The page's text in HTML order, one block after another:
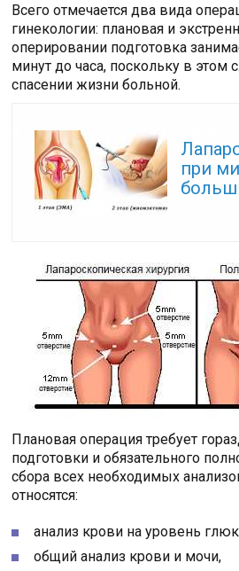
Всего отмечается два вида
гинекологии: плановая и
оперировании подготовка
минут до часа, поскольку в этом
спасении жизни больной.
при
Плановая операция требует
подготовки и обязательного
сбора всех необходимых
относятся:
анализ крови на уровень
общий анализ крови и мочи,